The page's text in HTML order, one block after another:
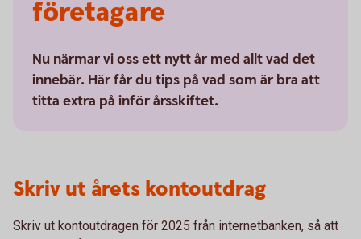
företagare
Nu närmar vi oss ett nytt år med allt vad det
innebär. Här får du tips på vad som är bra att
titta extra på inför årsskiftet.
Skriv ut årets kontoutdrag
Skriv ut kontoutdragen för 2025 från internetbanken, så att